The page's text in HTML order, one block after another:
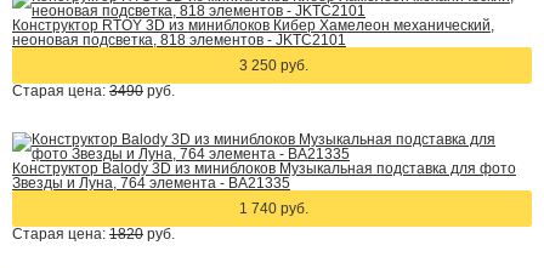
Конструктор RTOY 3D из миниблоков Кибер Хамелеон механический,
неоновая подсветка, 818 элементов - JKTC2101
3 250 руб.
Старая цена: 3490 руб.
Конструктор Balody 3D из миниблоков Музыкальная подставка для фото
Звезды и Луна, 764 элемента - BA21335
1 740 руб.
Старая цена: 1820 руб.